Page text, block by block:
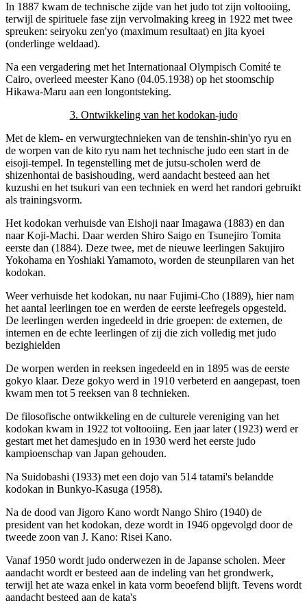
In 1887 kwam de technische zijde van het judo tot zijn voltooiing,
terwijl de spirituele fase zijn vervolmaking kreeg in 1922 met twee
spreuken: seiryoku zen'yo (maximum resultaat) en jita kyoei
(onderlinge weldaad).
Na een vergadering met het Internationaal Olympisch Comité te
Cairo, overleed meester Kano (04.05.1938) op het stoomschip
Hikawa-Maru aan een longontsteking.
3. Ontwikkeling van het kodokan-judo
Met de klem- en verwurgtechnieken van de tenshin-shin'yo ryu en
de worpen van de kito ryu nam het technische judo een start in de
eisoji-tempel. In tegenstelling met de jutsu-scholen werd de
shizenhontai de basishouding, werd aandacht besteed aan het
kuzushi en het tsukuri van een techniek en werd het randori gebruikt
als trainingsvorm.
Het kodokan verhuisde van Eishoji naar Imagawa (1883) en dan
naar Koji-Machi. Daar werden Shiro Saigo en Tsunejiro Tomita
eerste dan (1884). Deze twee, met de nieuwe leerlingen Sakujiro
Yokohama en Yoshiaki Yamamoto, worden de steunpilaren van het
kodokan.
Weer verhuisde het kodokan, nu naar Fujimi-Cho (1889), hier nam
het aantal leerlingen toe en werden de eerste leefregels opgesteld.
De leerlingen werden ingedeeld in drie groepen: de externen, de
internen en de echte leerlingen of zij die zich volledig met judo
bezighielden
De worpen werden in reeksen ingedeeld en in 1895 was de eerste
gokyo klaar. Deze gokyo werd in 1910 verbeterd en aangepast, toen
kwam men tot 5 reeksen van 8 technieken.
De filosofische ontwikkeling en de culturele vereniging van het
kodokan kwam in 1922 tot voltooiing. Een jaar later (1923) werd er
gestart met het damesjudo en in 1930 werd het eerste judo
kampioenschap van Japan gehouden.
Na Suidobashi (1933) met een dojo van 514 tatami's belandde
kodokan in Bunkyo-Kasuga (1958).
Na de dood van Jigoro Kano wordt Nango Shiro (1940) de
president van het kodokan, deze wordt in 1946 opgevolgd door de
tweede zoon van J. Kano: Risei Kano.
Vanaf 1950 wordt judo onderwezen in de Japanse scholen. Meer
aandacht wordt er besteed aan de indeling van het grondwerk,
terwijl het ate waza enkel in kata vorm beoefend blijft. Tevens wordt
aandacht besteed aan de kata's